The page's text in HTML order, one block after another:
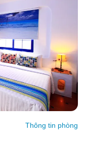
Thông tin phòng